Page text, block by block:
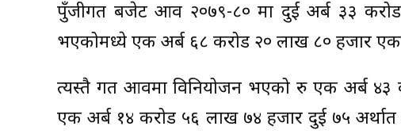
पुँजीगत बजेट आव २०७९-८० मा दुई अर्ब ३३
भएकोमध्ये एक अर्ब ६८ करोड २० लाख ८० हजार
त्यस्तै गत आवमा विनियोजन भएको रु एक अर्ब
एक अर्ब १४ करोड ५६ लाख ७४ हजार दुई ७५